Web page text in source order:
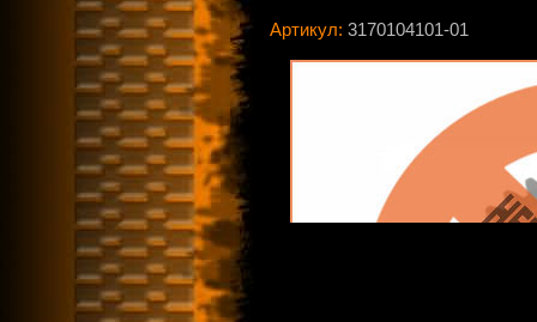
Артикул: 3170104101-01